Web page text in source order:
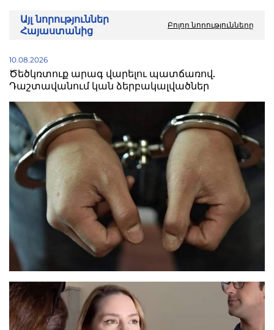
Այլ նորություններ
Հայաստանից
Բոլոր նորությունները
10.08.2026
Ծեծկռտուք արագ վարելու պատճառով.
Դաշտավանում կան ձերբակալվածներ